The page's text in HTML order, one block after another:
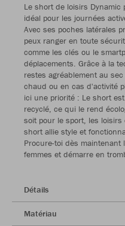
Le short de loisirs Dynamic
idéal pour les journées
Avec ses poches latérales
peux ranger en toute
comme les clés ou le
déplacements. Grâce à la
restes agréablement au
chaud ou en cas d'activité
ici une priorité : Le short
recyclé, ce qui le rend
soit pour le sport, les
short allie style et
Procure-toi dès
femmes et démarre en
Détails
Matériau